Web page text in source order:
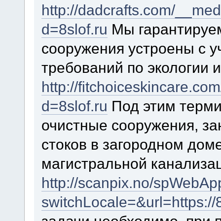
http://dadcrafts.com/
d=8slof.ru Мы
сооружения устроены с
требований по экологии
http://
d=8slof.ru Под этим
очистные сооружения,
стоков в загородном
магистральной
http://scanpix.no/
switchLocale=&url=https://